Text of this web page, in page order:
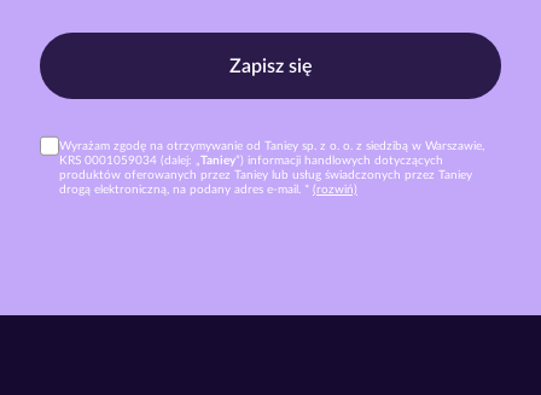
Zapisz się
Wyrażam zgodę na otrzymywanie od Taniey sp. z o. o. z siedzibą w Warszawie,
KRS 0001059034 (dalej: „Taniey”) informacji handlowych dotyczących
produktów oferowanych przez Taniey lub usług świadczonych przez Taniey
drogą elektroniczną, na podany adres e-mail. * (rozwiń)